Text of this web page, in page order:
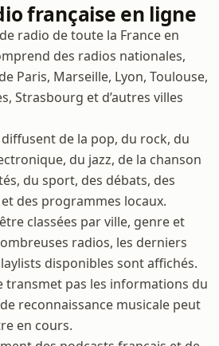
française en ligne
radio de toute la France en
des radios nationales,
Paris, Marseille, Lyon, Toulouse,
Strasbourg et d’autres villes
de la pop, du rock, du
du jazz, de la chanson
du sport, des débats, des
des programmes locaux.
classées par ville, genre et
radios, les derniers
disponibles sont affichés.
transmet pas les informations du
reconnaissance musicale peut
en cours.